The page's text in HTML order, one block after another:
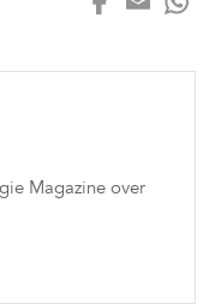
Magazine over